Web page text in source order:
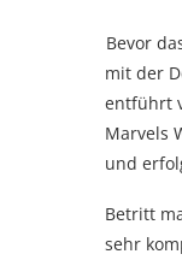
Bevor
mit der
entführt
Marvels
und
Betritt
sehr